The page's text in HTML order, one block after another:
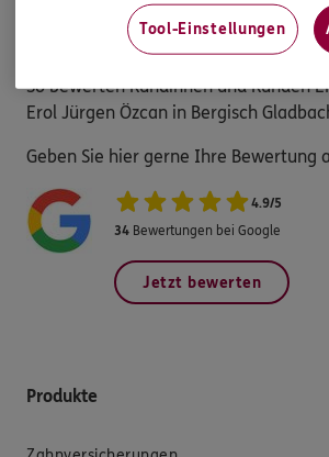
KUNDENZUFRIEDENHEIT
Bewerten Sie hier
So bewerten Kundinnen und Kunden
Erol Jürgen Özcan in Bergisch
Geben Sie hier gerne Ihre Bewertung
4.9/5
34 Bewertungen bei Google
Jetzt bewerten
Produkte
Tool-Einstellungen